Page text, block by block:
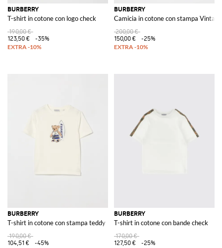
BURBERRY
T-shirt in cotone con logo check
190,00 €
123,50 €
-35%
BURBERRY
Camicia in cotone con stampa
200,00 €
150,00 €
-25%
BURBERRY
T-shirt in cotone con stampa teddy
190,00 €
104,51 €
-45%
BURBERRY
T-shirt in cotone con bande check
170,00 €
127,50 €
-25%